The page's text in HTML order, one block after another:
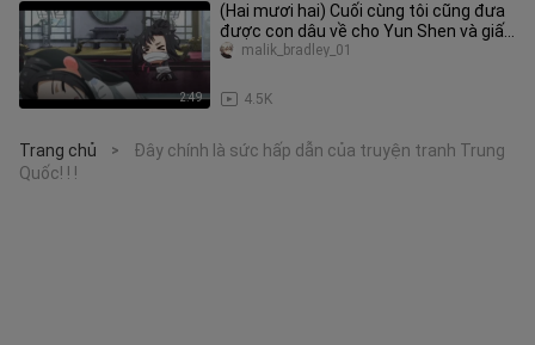
2:49
(Hai mươi hai) Cuối cùng tôi cũng đưa
được con dâu về cho Yun Shen và giấu
cô ấy ở một nơi không xác
4.5K
malik_bradley_01
Trang chủ >
Đây chính là sức hấp dẫn của truyện tranh Trung
Quốc! ! !